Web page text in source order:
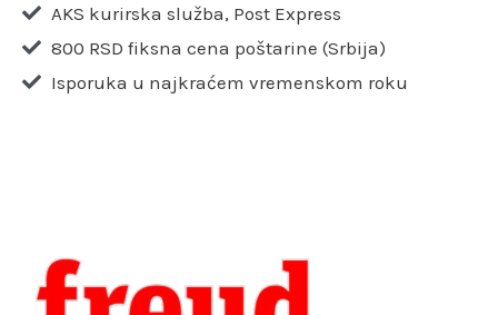
AKS kurirska služba, Post Express
800 RSD fiksna cena poštarine (Srbija)
Isporuka u najkraćem vremenskom roku